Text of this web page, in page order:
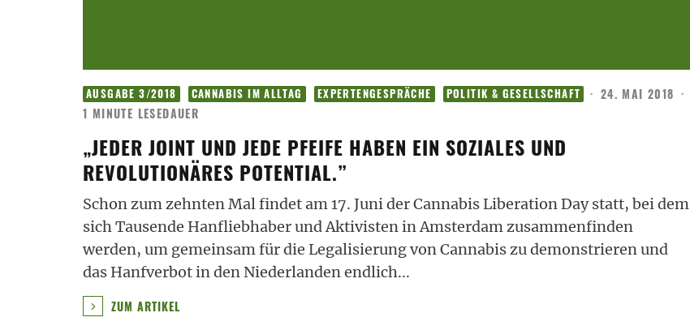
AUSGABE 3/2018 CANNABIS IM ALLTAG EXPERTENGESPRÄCHE POLITIK & GESELLSCHAFT · 24. MAI 2018 ·
1 MINUTE LESEDAUER
„JEDER JOINT UND JEDE PFEIFE HABEN EIN SOZIALES UND
REVOLUTIONÄRES POTENTIAL.”
Schon zum zehnten Mal findet am 17. Juni der Cannabis Liberation Day statt, bei dem
sich Tausende Hanfliebhaber und Aktivisten in Amsterdam zusammenfinden
werden, um gemeinsam für die Legalisierung von Cannabis zu demonstrieren und
das Hanfverbot in den Niederlanden endlich...
ZUM ARTIKEL